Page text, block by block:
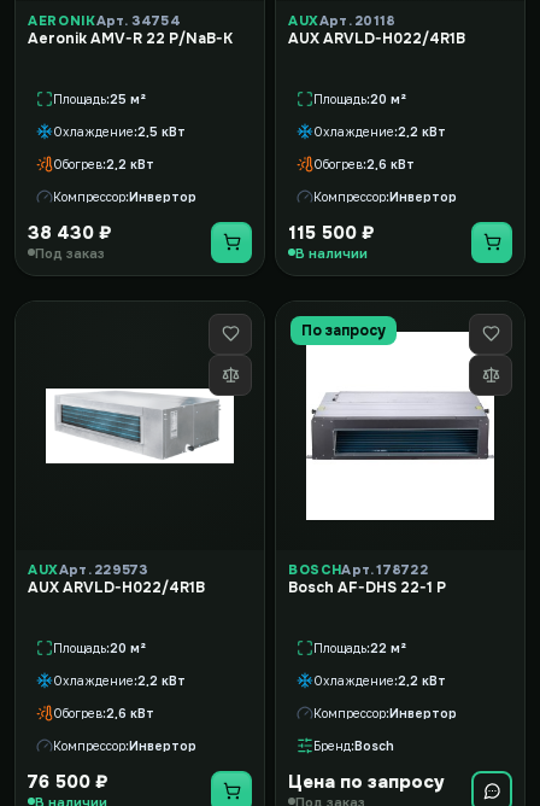
AERONIKАрт. 34754
Aeronik AMV-R 22 P/NaB-K
Площадь 25 м²
Охлаждение 2,5 кВт
Обогрев 2,2 кВт
Компрессор Инвертор
38 430 ₽
Под заказ
AUXАрт. 20118
AUX ARVLD-H022/4R1B
Площадь 20 м²
Охлаждение 2,2 кВт
Обогрев 2,6 кВт
Компрессор Инвертор
115 500 ₽
В наличии
AUXАрт. 229573
AUX ARVLD-H022/4R1B
Площадь 20 м²
Охлаждение 2,2 кВт
Обогрев 2,6 кВт
Компрессор Инвертор
76 500 ₽
В наличии
По запросу
BOSCHАрт. 178722
Bosch AF-DHS 22-1 P
Площадь 22 м²
Охлаждение 2,2 кВт
Компрессор Инвертор
Бренд Bosch
Цена по запросу
Под заказ